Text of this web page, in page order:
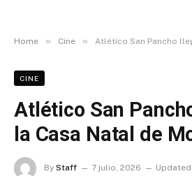
Home » Cine » Atlético San Pancho
CINE
Atlético San
la Casa Natal de
By Staff 7 julio, 2026 Updated: